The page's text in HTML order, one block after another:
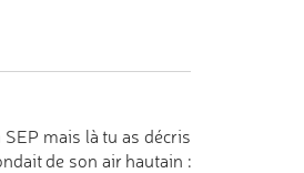
mais là tu as décris
de son air hautain :